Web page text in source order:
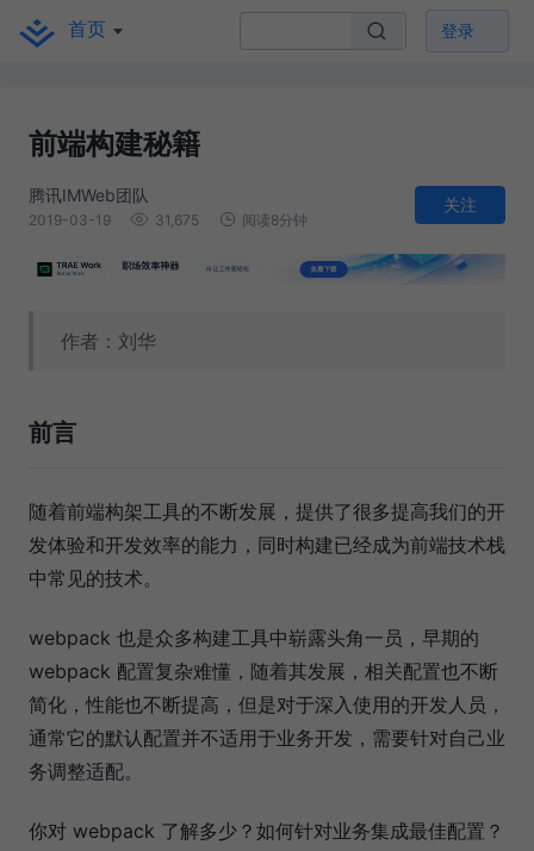
首页 登录
前端构建秘籍
腾讯IMWeb团队
2019-03-19 31,675 阅读8分钟
关注
作者：刘华
前言
随着前端构架工具的不断发展，提供了很多提高我们的开
发体验和开发效率的能力，同时构建已经成为前端技术栈
中常见的技术。
webpack 也是众多构建工具中崭露头角一员，早期的
webpack 配置复杂难懂，随着其发展，相关配置也不断
简化，性能也不断提高，但是对于深入使用的开发人员，
通常它的默认配置并不适用于业务开发，需要针对自己业
务调整适配。
你对 webpack 了解多少？如何针对业务集成最佳配置？